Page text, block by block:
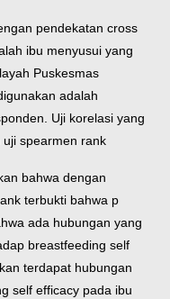
pendekatan cross
ibu menyusui yang
Puskesmas
adalah
Uji korelasi yang
spearmen rank
bahwa dengan
terbukti bahwa p
ada hubungan yang
breastfeeding self
terdapat hubungan
self efficacy pada ibu